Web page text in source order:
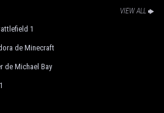
VIEW ALL
1
de Minecraft
de Michael Bay